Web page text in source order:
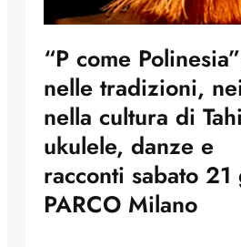
“P come
nelle tradizioni,
nella cultura di
ukulele, danze e
racconti sabato
PARCO Milano